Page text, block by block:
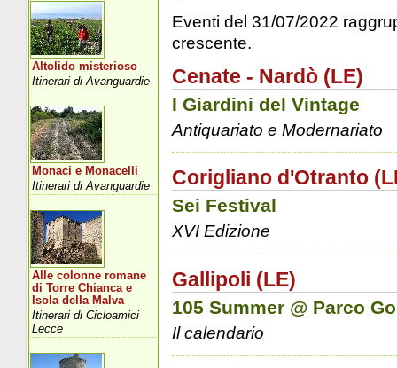
Eventi del 31/07/2022
crescente.
Cenate - Nardò (LE)
I Giardini del Vintage
Antiquariato e Modernariato
Corigliano d'Otranto
Sei Festival
XVI Edizione
Gallipoli (LE)
105 Summer @ Parco
Il calendario
Altolido misterioso
Itinerari di Avanguardie
Monaci e Monacelli
Itinerari di Avanguardie
Alle colonne romane
di Torre Chianca e
Isola della Malva
Itinerari di Cicloamici
Lecce